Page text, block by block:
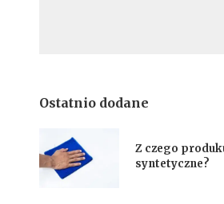
Ostatnio dodane
Z czego
syntetyczne?